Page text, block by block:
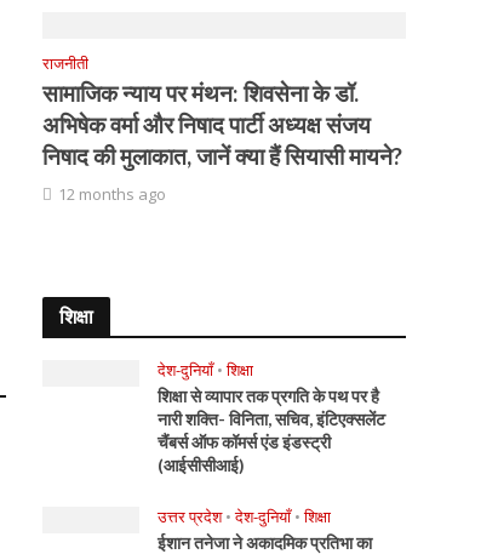
राजनीती
सामाजिक न्याय पर मंथन: शिवसेना के डॉ.
अभिषेक वर्मा और निषाद पार्टी अध्यक्ष संजय
निषाद की मुलाकात, जानें क्या हैं सियासी मायने?
12 months ago
शिक्षा
देश-दुनियाँ • शिक्षा
शिक्षा से व्यापार तक प्रगति के पथ पर है
नारी शक्ति- विनिता, सचिव, इंटिएक्सलेंट
चैंबर्स ऑफ कॉमर्स एंड इंडस्ट्री
(आईसीसीआई)
उत्तर प्रदेश • देश-दुनियाँ • शिक्षा
ईशान तनेजा ने अकादमिक प्रतिभा का